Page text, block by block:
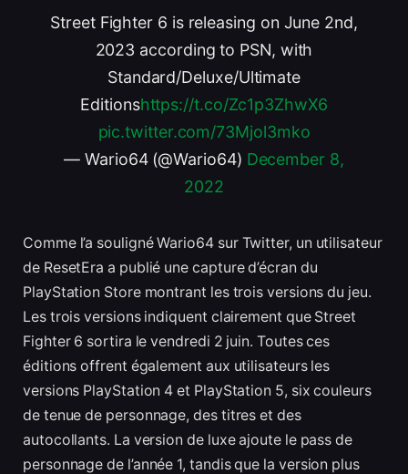
Street Fighter 6 is releasing on June 2nd,
2023 according to PSN, with
Standard/Deluxe/Ultimate
Editionshttps://t.co/Zc1p3ZhwX6
pic.twitter.com/73Mjol3mko
— Wario64 (@Wario64) December 8,
2022
Comme l’a souligné Wario64 sur Twitter, un utilisateur
de ResetEra a publié une capture d’écran du
PlayStation Store montrant les trois versions du jeu.
Les trois versions indiquent clairement que Street
Fighter 6 sortira le vendredi 2 juin. Toutes ces
éditions offrent également aux utilisateurs les
versions PlayStation 4 et PlayStation 5, six couleurs
de tenue de personnage, des titres et des
autocollants. La version de luxe ajoute le pass de
personnage de l’année 1, tandis que la version plus